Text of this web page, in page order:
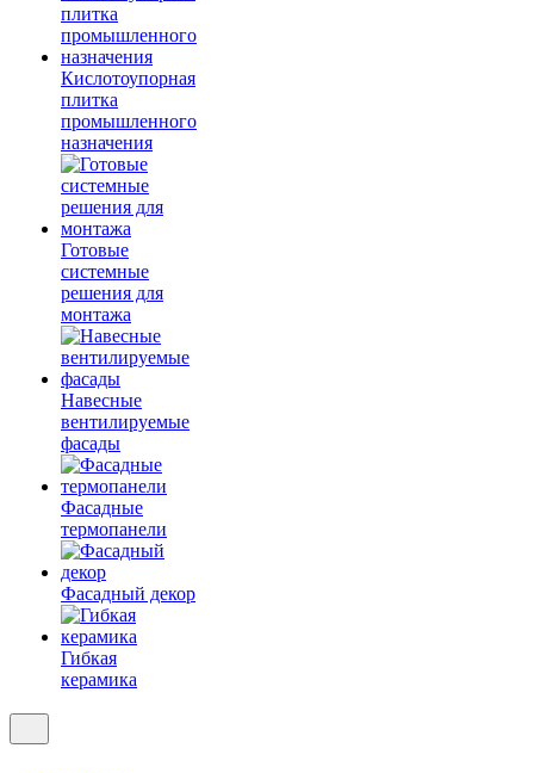
Кислотоупорная
плитка
промышленного
назначения
Готовые
системные
решения для
монтажа
Навесные
вентилируемые
фасады
Фасадные
термопанели
Фасадный декор
Гибкая
керамика